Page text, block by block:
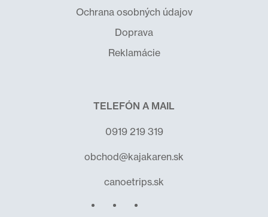
Ochrana osobných údajov
Doprava
Reklamácie
TELEFÓN A MAIL
0919 219 319
obchod@kajakaren.sk
canoetrips.sk